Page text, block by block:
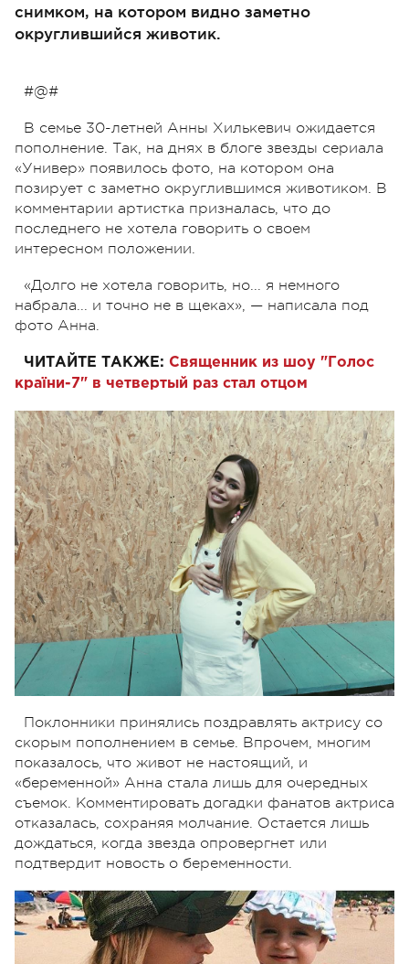
снимком, на котором видно заметно
округлившийся животик.
#@#
В семье 30-летней Анны Хилькевич ожидается
пополнение. Так, на днях в блоге звезды сериала
«Универ» появилось фото, на котором она
позирует с заметно округлившимся животиком. В
комментарии артистка призналась, что до
последнего не хотела говорить о своем
интересном положении.
«Долго не хотела говорить, но... я немного
набрала... и точно не в щеках», — написала под
фото Анна.
ЧИТАЙТЕ ТАКЖЕ: Священник из шоу "Голос
країни-7" в четвертый раз стал отцом
Поклонники принялись поздравлять актрису со
скорым пополнением в семье. Впрочем, многим
показалось, что живот не настоящий, и
«беременной» Анна стала лишь для очередных
съемок. Комментировать догадки фанатов актриса
отказалась, сохраняя молчание. Остается лишь
дождаться, когда звезда опровергнет или
подтвердит новость о беременности.